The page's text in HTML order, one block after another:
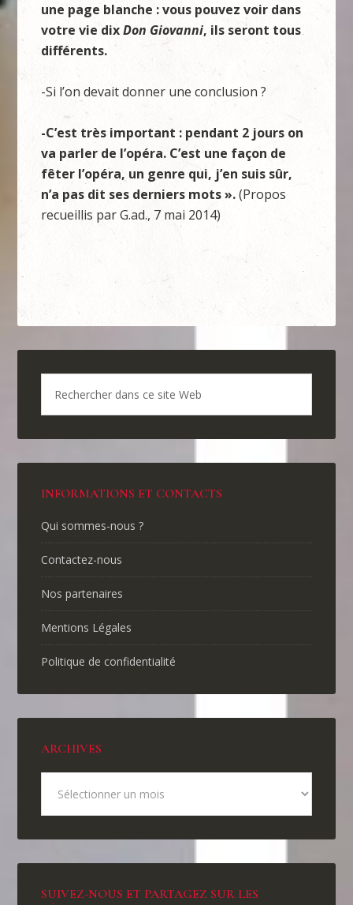
une page blanche : vous pouvez voir dans
votre vie dixDon Giovanni, ils seront tous
différents.
-Si l’on devait donner une conclusion ?
-C’est très important : pendant 2 jours on
va parler de l’opéra. C’est une façon de
fêter l’opéra, un genre qui, j’en suis sûr,
n’a pas dit ses derniers mots ».(Propos
recueillis par G.ad., 7 mai 2014)
INFORMATIONS ET CONTACTS
Qui sommes-nous ?
Contactez-nous
Nos partenaires
Mentions Légales
Politique de confidentialité
ARCHIVES
SUIVEZ-NOUS ET PARTAGEZ SUR LES